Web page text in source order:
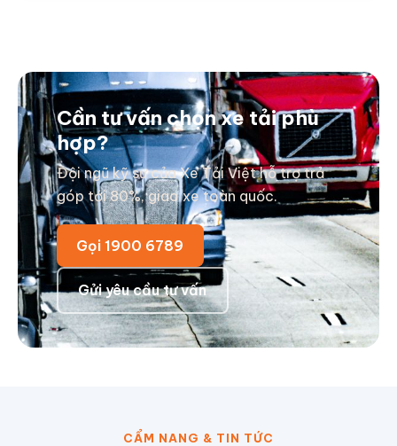
Cần tư vấn chọn xe tải phù
hợp?
Đội ngũ kỹ sư của Xe Tải Việt hỗ trợ trả
góp tới 80%, giao xe toàn quốc.
Gọi 1900 6789
Gửi yêu cầu tư vấn
CẨM NANG & TIN TỨC